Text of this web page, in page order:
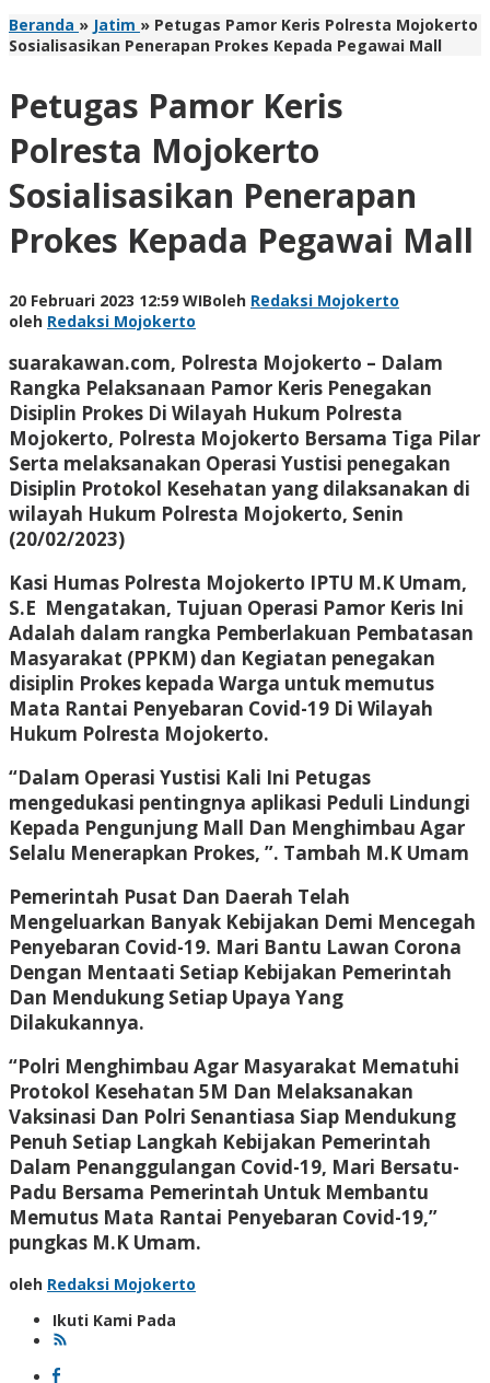
Beranda » Jatim » Petugas Pamor Keris Polresta Mojokerto
Sosialisasikan Penerapan Prokes Kepada Pegawai Mall
Petugas Pamor Keris
Polresta Mojokerto
Sosialisasikan Penerapan
Prokes Kepada Pegawai Mall
20 Februari 2023 12:59 WIBoleh Redaksi Mojokerto
oleh Redaksi Mojokerto
suarakawan.com, Polresta Mojokerto – Dalam
Rangka Pelaksanaan Pamor Keris Penegakan
Disiplin Prokes Di Wilayah Hukum Polresta
Mojokerto, Polresta Mojokerto Bersama Tiga Pilar
Serta melaksanakan Operasi Yustisi penegakan
Disiplin Protokol Kesehatan yang dilaksanakan di
wilayah Hukum Polresta Mojokerto, Senin
(20/02/2023)
Kasi Humas Polresta Mojokerto IPTU M.K Umam,
S.E Mengatakan, Tujuan Operasi Pamor Keris Ini
Adalah dalam rangka Pemberlakuan Pembatasan
Masyarakat (PPKM) dan Kegiatan penegakan
disiplin Prokes kepada Warga untuk memutus
Mata Rantai Penyebaran Covid-19 Di Wilayah
Hukum Polresta Mojokerto.
“Dalam Operasi Yustisi Kali Ini Petugas
mengedukasi pentingnya aplikasi Peduli Lindungi
Kepada Pengunjung Mall Dan Menghimbau Agar
Selalu Menerapkan Prokes, ”. Tambah M.K Umam
Pemerintah Pusat Dan Daerah Telah
Mengeluarkan Banyak Kebijakan Demi Mencegah
Penyebaran Covid-19. Mari Bantu Lawan Corona
Dengan Mentaati Setiap Kebijakan Pemerintah
Dan Mendukung Setiap Upaya Yang
Dilakukannya.
“Polri Menghimbau Agar Masyarakat Mematuhi
Protokol Kesehatan 5M Dan Melaksanakan
Vaksinasi Dan Polri Senantiasa Siap Mendukung
Penuh Setiap Langkah Kebijakan Pemerintah
Dalam Penanggulangan Covid-19, Mari Bersatu-
Padu Bersama Pemerintah Untuk Membantu
Memutus Mata Rantai Penyebaran Covid-19,”
pungkas M.K Umam.
oleh Redaksi Mojokerto
Ikuti Kami Pada